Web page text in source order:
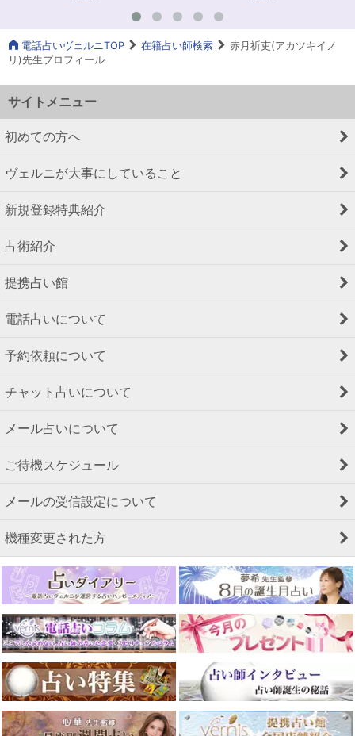
電話占いヴェルニTOP 在籍占い師検索
赤月祈吏(アカツキイノ
リ)先生プロフィール
サイトメニュー
初めての方へ
ヴェルニが大事にしていること
新規登録特典紹介
占術紹介
提携占い館
電話占いについて
予約依頼について
チャット占いについて
メール占いについて
ご待機スケジュール
メールの受信設定について
機種変更された方